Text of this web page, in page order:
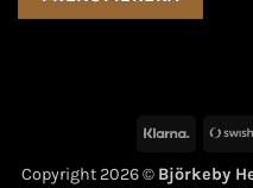
Klarna
Copyright 2026 © Björkeby